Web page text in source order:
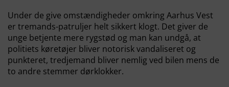
Under de give omstændigheder omkring Aarhus Vest
er tremands-patruljer helt sikkert klogt. Det giver de
unge betjente mere rygstød og man kan undgå, at
politiets køretøjer bliver notorisk vandaliseret og
punkteret, tredjemand bliver nemlig ved bilen mens de
to andre stemmer dørklokker.